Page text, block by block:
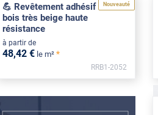
Nouveauté
💪 Revêtement adhésif effet
bois très beige haute
résistance
à partir de
48,42 € le m² *
RRB1-2052